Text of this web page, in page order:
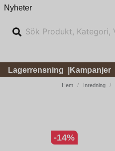
Nyheter
Lagerrensning
Kampanjer
Hem Inredning
-14%